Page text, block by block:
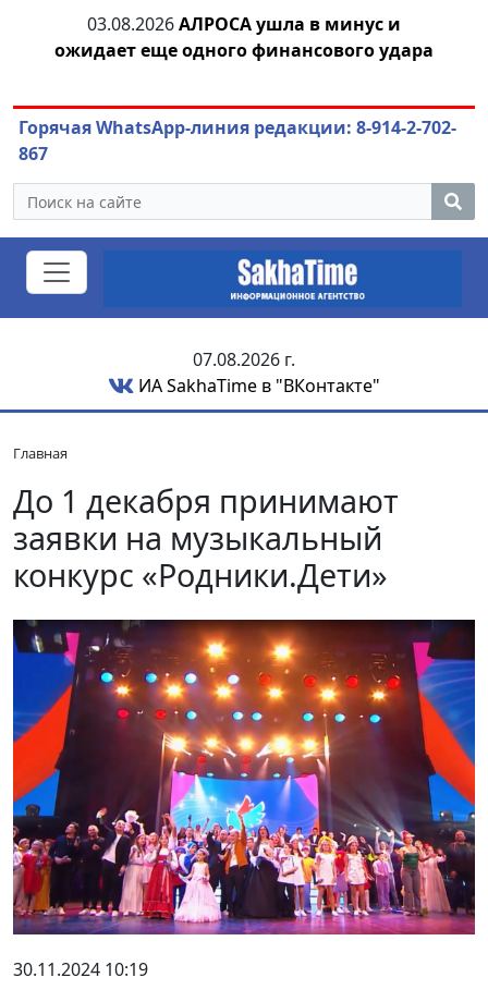
03.08.2026АЛРОСА ушла в минус и
ожидает еще одного финансового удара
Горячая WhatsApp-линия редакции: 8-914-2-702-
867
07.08.2026 г.
ИА SakhaTime в "ВКонтакте"
Главная
До 1 декабря принимают
заявки на музыкальный
конкурс «Родники.Дети»
30.11.2024 10:19